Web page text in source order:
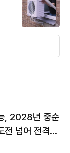
, 2028년 중순
전 넘어 전격